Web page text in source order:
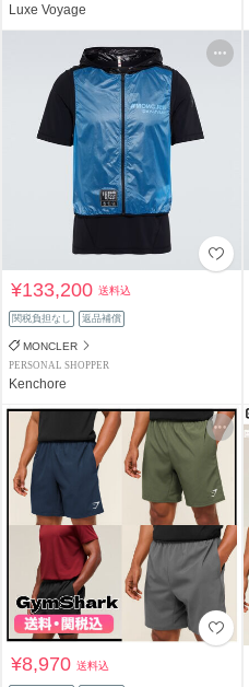
Luxe Voyage
¥133,200送料込
関税負担なし 返品補償
MONCLER
PERSONAL SHOPPER
Kenchore
¥8,970送料込